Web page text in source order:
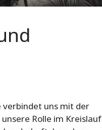
verbindet uns mit der
Rolle im Kreislauf